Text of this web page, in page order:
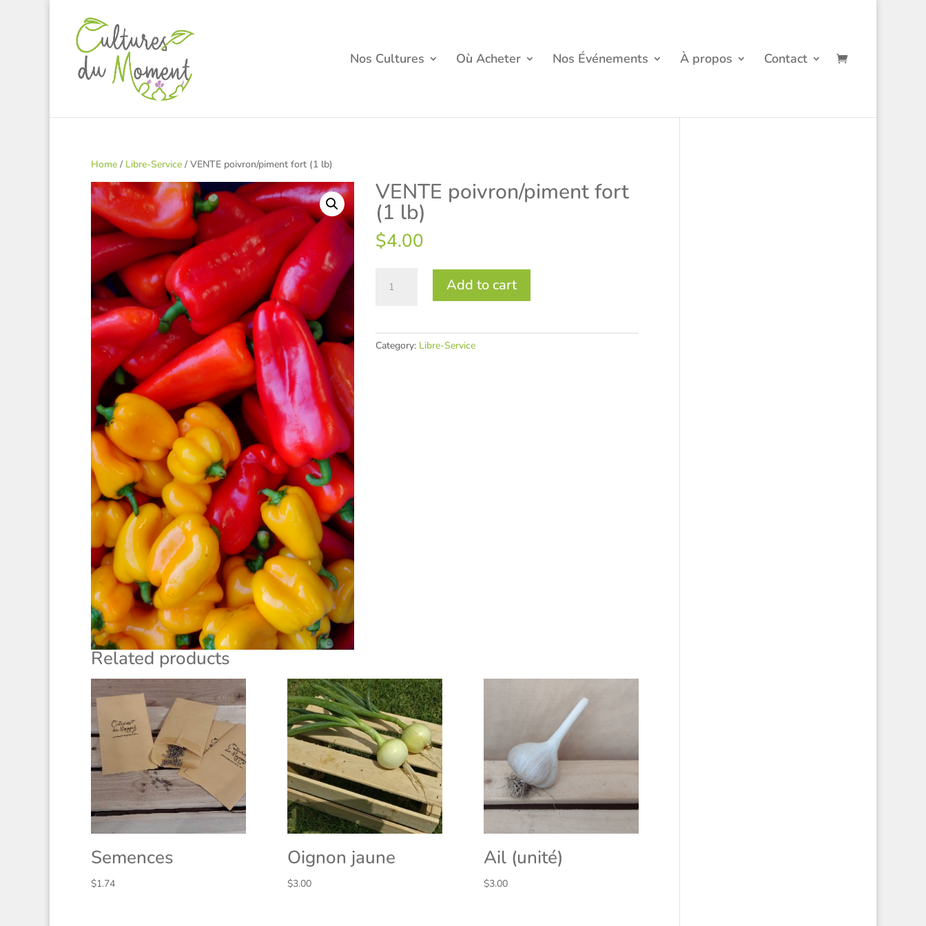
Nos Cultures Où Acheter Nos Événements À propos Contact
Home / Libre-Service / VENTE poivron/piment fort (1 lb)
VENTE poivron/piment fort
(1 lb)
$4.00
poivron/piment
lb)
quantity
Add to cart
Category: Libre-Service
Related products
Semences
$1.74
Oignon jaune
$3.00
Ail (unité)
$3.00